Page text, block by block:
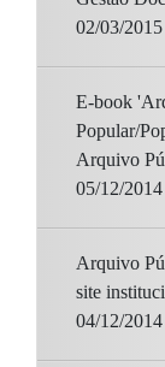
02/03/2015
E-book
Popular/
Arquivo
05/12/2014
Arquivo
site
04/12/2014